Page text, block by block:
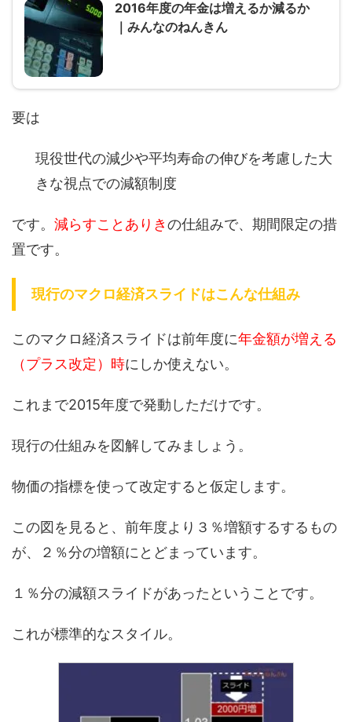
2016年度の年金は増えるか減るか
｜みんなのねんきん
要は
現役世代の減少や平均寿命の伸びを考慮した大
きな視点での減額制度
です。 減らすことありきの仕組みで、期間限定の措
置です。
現行のマクロ経済スライドはこんな仕組み
このマクロ経済スライドは前年度に年金額が増える
（プラス改定）時にしか使えない。
これまで2015年度で発動しただけです。
現行の仕組みを図解してみましょう。
物価の指標を使って改定すると仮定します。
この図を見ると、前年度より３％増額するするもの
が、２％分の増額にとどまっています。
１％分の減額スライドがあったということです。
これが標準的なスタイル。